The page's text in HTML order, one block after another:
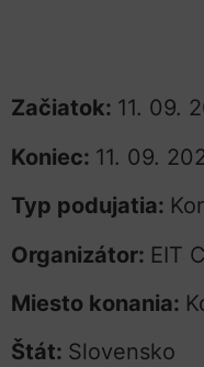
Začiatok: 11. 09.
Koniec: 11. 09.
Typ podujatia:
Organizátor: EIT
Miesto konania:
Štát: Slovensko